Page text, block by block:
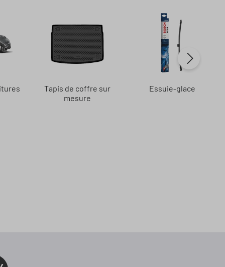
Tapis de coffre sur
mesure
Essuie-glace